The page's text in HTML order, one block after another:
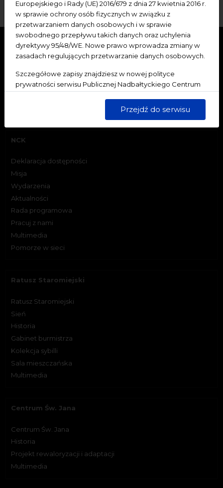
Europejskiego i Rady (UE) 2016/679 z dnia 27 kwietnia 2016 r.
w sprawie ochrony osób fizycznych w związku z
przetwarzaniem danych osobowych i w sprawie
swobodnego przepływu takich danych oraz uchylenia
dyrektywy 95/48/WE. Nowe prawo wprowadza zmiany w
zasadach regulujących przetwarzanie danych osobowych.
Szczegółowe zapisy znajdziesz w nowej polityce
prywatności serwisu Publicznej Nadbałtyckiego Centrum
dane są przetwarzane w sposób bezpieczny, z należytą
starannością i zgodnie z obowiązującymi przepisami.
Przejdź do serwisu
NCK
Deklaracja dostępności
Misja
Wydarzenia
Aktualności
Rada programowa
Pracuj z nami
Multimedia
Pomorze w sieci
Ratusz Staromiejski
Ratusz Staromiejski
Sień
Historia
Gabinet burmistrza
Kolekcja sybilli
Sala mieszczańska
Multimedia
Centrum Św. Jana
Centrum Św. Jana
Historia
Projekt rewaloryzacji i adaptacji
Multimedia